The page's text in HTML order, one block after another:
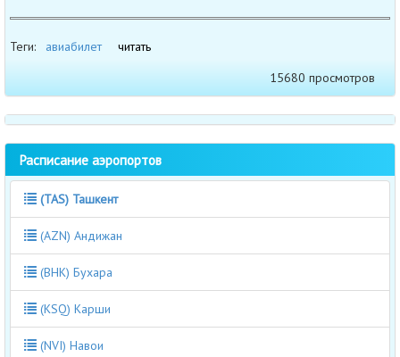
Теги: авиабилет
читать
15680 просмотров
Расписание аэропортов
(TAS) Ташкент
(AZN) Андижан
(BHK) Бухара
(KSQ) Карши
(NVI) Навои